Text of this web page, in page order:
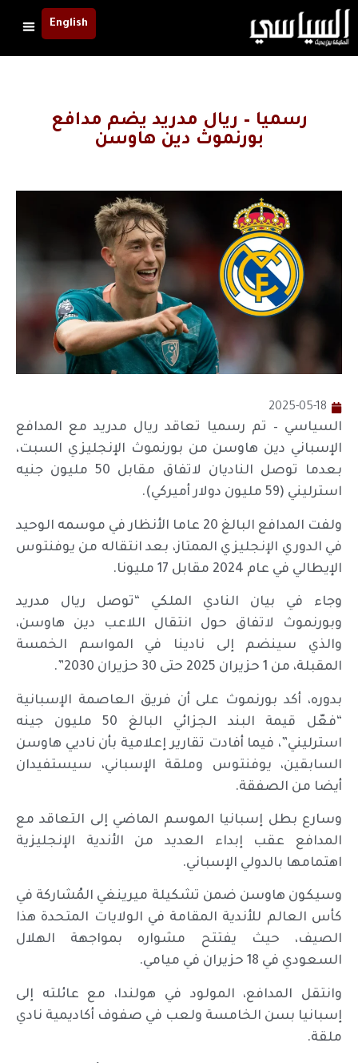
English
رسميا – ريال مدريد يضم مدافع
بورنموث دين هاوسن
2025-05-18
السياسي – تم رسميا تعاقد ريال مدريد مع المدافع
الإسباني دين هاوسن من بورنموث الإنجليزي السبت،
بعدما توصل الناديان لاتفاق مقابل 50 مليون جنيه
استرليني (59 مليون دولار أميركي).
ولفت المدافع البالغ 20 عاما الأنظار في موسمه الوحيد
في الدوري الإنجليزي الممتاز، بعد انتقاله من يوفنتوس
الإيطالي في عام 2024 مقابل 17 مليونا.
وجاء في بيان النادي الملكي “توصل ريال مدريد
وبورنموث لاتفاق حول انتقال اللاعب دين هاوسن،
والذي سينضم إلى نادينا في المواسم الخمسة
المقبلة، من 1 حزيران 2025 حتى 30 حزيران 2030”.
بدوره، أكد بورنموث على أن فريق العاصمة الإسبانية
“فعّل قيمة البند الجزائي البالغ 50 مليون جينه
استرليني”، فيما أفادت تقارير إعلامية بأن ناديي هاوسن
السابقين، يوفنتوس وملقة الإسباني، سيستفيدان
أيضا من الصفقة.
وسارع بطل إسبانيا الموسم الماضي إلى التعاقد مع
المدافع عقب إبداء العديد من الأندية الإنجليزية
اهتمامها بالدولي الإسباني.
وسيكون هاوسن ضمن تشكيلة ميرينغي المُشاركة في
كأس العالم للأندية المقامة في الولايات المتحدة هذا
الصيف، حيث يفتتح مشواره بمواجهة الهلال
السعودي في 18 حزيران في ميامي.
وانتقل المدافع، المولود في هولندا، مع عائلته إلى
إسبانيا بسن الخامسة ولعب في صفوف أكاديمية نادي
ملقة.